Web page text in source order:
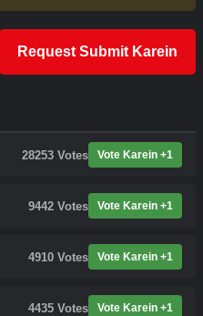
Request Submit Karein
28253 Votes Vote Karein +1
9442 Votes Vote Karein +1
4910 Votes Vote Karein +1
4435 Votes Vote Karein +1